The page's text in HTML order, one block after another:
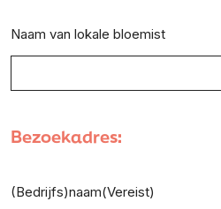
Naam van lokale bloemist
Bezoekadres:
(Bedrijfs)naam(Vereist)